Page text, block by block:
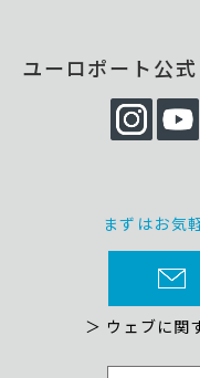
ユーロポート公
まずはお気
＞ ウェブに関